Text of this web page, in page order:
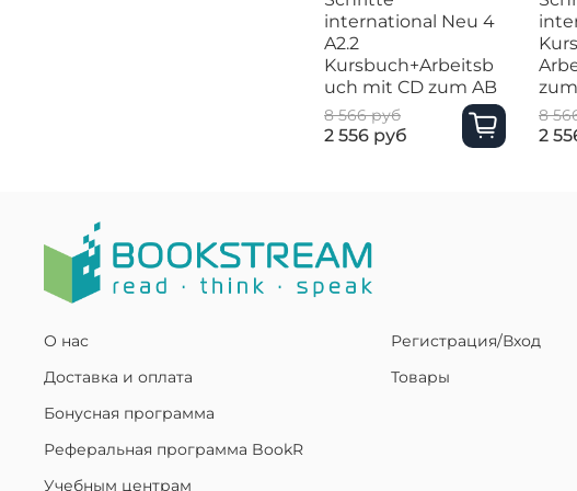
international Neu 4
A2.2
Kursbuch+Arbeitsb
uch mit CD zum AB
8 566 руб
2 556 руб
8
2
О нас
Доставка и оплата
Бонусная программа
Реферальная программа BookR
Учебным центрам
Регистрация/Вход
Товары